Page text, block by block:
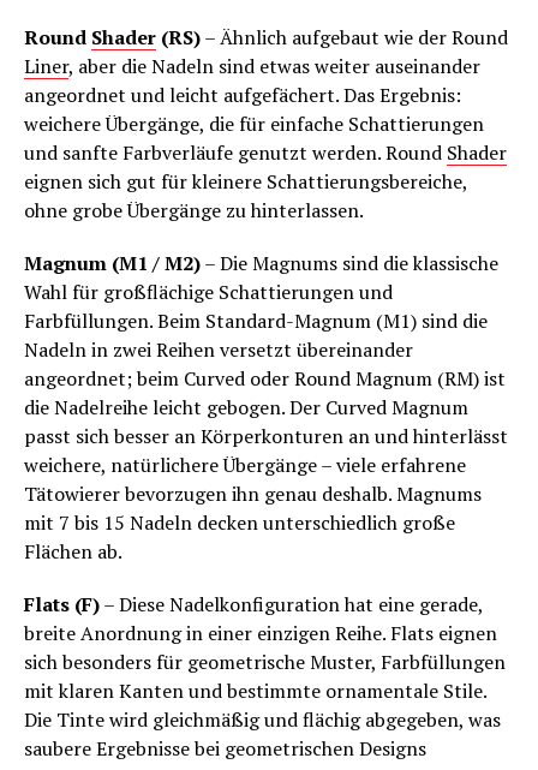
Round Shader (RS)– Ähnlich aufgebaut wie der Round
Liner, aber die Nadeln sind etwas weiter auseinander
angeordnet und leicht aufgefächert. Das Ergebnis:
weichere Übergänge, die für einfache Schattierungen
und sanfte Farbverläufe genutzt werden. Round Shader
eignen sich gut für kleinere Schattierungsbereiche,
ohne grobe Übergänge zu hinterlassen.
Magnum (M1 / M2)– Die Magnums sind die klassische
Wahl für großflächige Schattierungen und
Farbfüllungen. Beim Standard-Magnum (M1) sind die
Nadeln in zwei Reihen versetzt übereinander
angeordnet; beim Curved oder Round Magnum (RM) ist
die Nadelreihe leicht gebogen. Der Curved Magnum
passt sich besser an Körperkonturen an und hinterlässt
weichere, natürlichere Übergänge – viele erfahrene
Tätowierer bevorzugen ihn genau deshalb. Magnums
mit 7 bis 15 Nadeln decken unterschiedlich große
Flächen ab.
Flats (F)– Diese Nadelkonfiguration hat eine gerade,
breite Anordnung in einer einzigen Reihe. Flats eignen
sich besonders für geometrische Muster, Farbfüllungen
mit klaren Kanten und bestimmte ornamentale Stile.
Die Tinte wird gleichmäßig und flächig abgegeben, was
saubere Ergebnisse bei geometrischen Designs